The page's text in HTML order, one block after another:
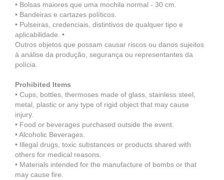
• Bolsas maiores que uma mochila normal - 30 cm.
• Bandeiras e cartazes políticos.
• Pulseiras, credenciais, distintivos de qualquer tipo e
aplicabilidade. •
Outros objetos que possam causar riscos ou danos sujeitos
à análise da produção, segurança ou representantes da
polícia.
Prohibited Items
• Cups, bottles, thermoses made of glass, stainless steel,
metal, plastic or any type of rigid object that may cause
injury.
• Food or beverages purchased outside the event.
• Alcoholic Beverages.
• Illegal drugs, toxic substances or products shared with
others for medical reasons.
• Materials intended for the manufacture of bombs or that
may cause fire.